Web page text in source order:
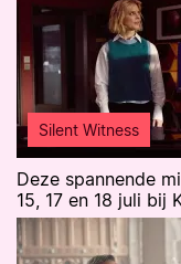
Silent Witness
Deze spannende
15, 17 en 18 juli bij